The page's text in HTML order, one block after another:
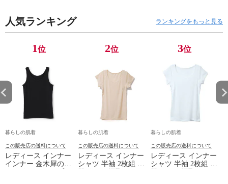
人気ランキング ランキングをもっと見る
1位
暮らしの肌着
この販売店の送料について
レディース インナー
インナー 金木犀のめ
2位
暮らしの肌着
この販売店の送料について
レディース インナー
シャツ 半袖 2枚組 素
3位
暮らしの肌着
この販売店の送料について
レディース インナー
シャツ 半袖 2枚組 素